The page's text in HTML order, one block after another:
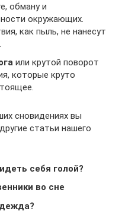
обману и
окружающих.
как пыль, не нанесут
или крутой поворот
которые круто
сновидениях вы
статьи нашего
себя голой?
во сне